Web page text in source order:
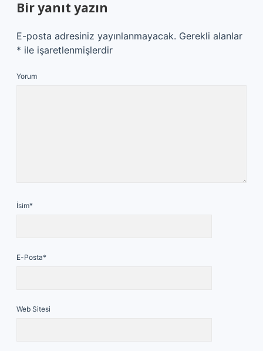
Bir yanıt yazın
E-posta adresiniz yayınlanmayacak. Gerekli alanlar
* ile işaretlenmişlerdir
Yorum
İsim*
E-Posta*
Web Sitesi